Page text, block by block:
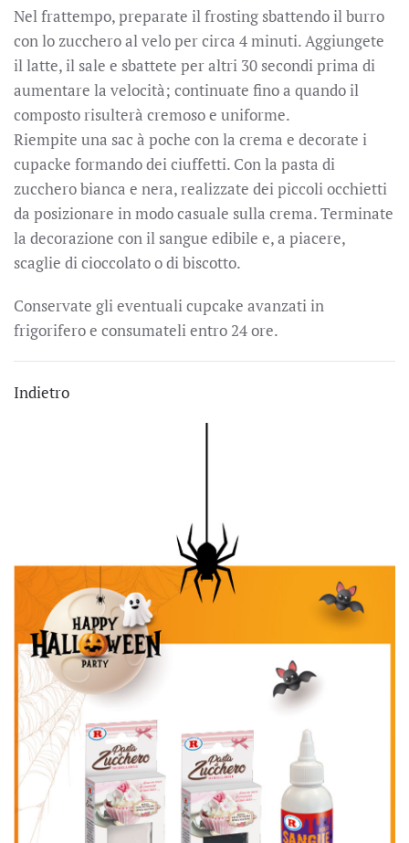
Nel frattempo, preparate il frosting sbattendo il burro
con lo zucchero al velo per circa 4 minuti. Aggiungete
il latte, il sale e sbattete per altri 30 secondi prima di
aumentare la velocità; continuate fino a quando il
composto risulterà cremoso e uniforme.
Riempite una sac à poche con la crema e decorate i
cupacke formando dei ciuffetti. Con la pasta di
zucchero bianca e nera, realizzate dei piccoli occhietti
da posizionare in modo casuale sulla crema. Terminate
la decorazione con il sangue edibile e, a piacere,
scaglie di cioccolato o di biscotto.
Conservate gli eventuali cupcake avanzati in
frigorifero e consumateli entro 24 ore.
Indietro